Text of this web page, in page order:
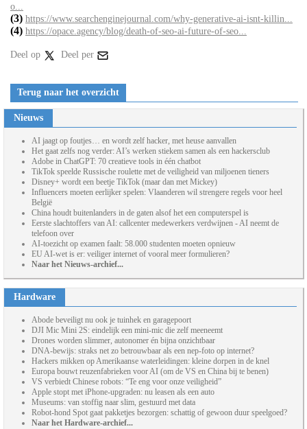
o...
(3) https://www.searchenginejournal.com/why-generative-ai-isnt-killin...
(4) https://opace.agency/blog/death-of-seo-ai-future-of-seo...
Deel op Deel per
Terug naar het overzicht
Nieuws
AI jaagt op foutjes… en wordt zelf hacker, met heuse aanvallen
Het gaat zelfs nog verder: AI’s werken stiekem samen als een hackersclub
Adobe in ChatGPT: 70 creatieve tools in één chatbot
TikTok speelde Russische roulette met de veiligheid van miljoenen tieners
Disney+ wordt een beetje TikTok (maar dan met Mickey)
Influencers moeten eerlijker spelen: Vlaanderen wil strengere regels voor heel
België
China houdt buitenlanders in de gaten alsof het een computerspel is
Eerste slachtoffers van AI: callcenter medewerkers verdwijnen - AI neemt de
telefoon over
AI-toezicht op examen faalt: 58.000 studenten moeten opnieuw
EU AI-wet is er: veiliger internet of vooral meer formulieren?
Naar het Nieuws-archief...
Hardware
Abode beveiligt nu ook je tuinhek en garagepoort
DJI Mic Mini 2S: eindelijk een mini-mic die zelf meeneemt
Drones worden slimmer, autonomer én bijna onzichtbaar
DNA-bewijs: straks net zo betrouwbaar als een nep-foto op internet?
Hackers mikken op Amerikaanse waterleidingen: kleine dorpen in de knel
Europa bouwt reuzenfabrieken voor AI (om de VS en China bij te benen)
VS verbiedt Chinese robots: “Te eng voor onze veiligheid”
Apple stopt met iPhone-upgraden: nu leasen als een auto
Museums: van stoffig naar slim, gestuurd met data
Robot-hond Spot gaat pakketjes bezorgen: schattig of gewoon duur speelgoed?
Naar het Hardware-archief...